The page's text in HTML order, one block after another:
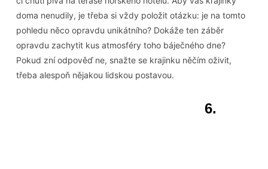
doma nenudily, je třeba si vždy položit otázku: je na tomto
pohledu něco opravdu unikátního? Dokáže ten záběr
opravdu zachytit kus atmosféry toho báječného dne?
Pokud zní odpověď ne, snažte se krajinku něčím oživit,
třeba alespoň nějakou lidskou postavou.
6.